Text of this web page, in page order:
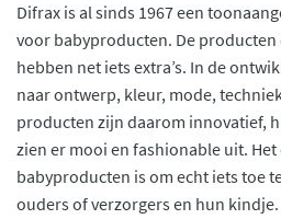
Difrax is al sinds 1967 een
voor babyproducten. De
hebben net iets extra’s. In de
naar ontwerp, kleur, mode,
producten zijn daarom innovatief,
zien er mooi en fashionable uit.
babyproducten is om echt iets toe
ouders of verzorgers en hun